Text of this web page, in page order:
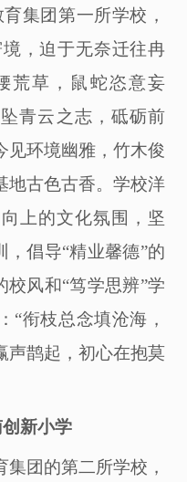
集团第一所学校，
，迫于无奈迁往冉
荒草，鼠蛇恣意妄
青云之志，砥砺前
环境幽雅，竹木俊
地古色古香。学校洋
上的文化氛围，坚
，倡导“精业馨德”的
校风和“笃学思辨”学
“衔枝总念填沧海，
声鹊起，初心在抱莫
创新小学
团的第二所学校，